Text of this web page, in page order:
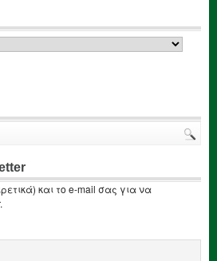
και το e-mail σας για να